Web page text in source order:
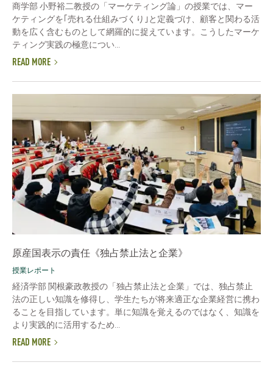
商学部 小野裕二教授の「マーケティング論」の授業では、マー
ケティングを｢売れる仕組みづくり｣と定義づけ、顧客と関わる活
動を広く含むものとして網羅的に捉えています。こうしたマーケ
ティング実践の極意につい...
READ MORE
原産国表示の責任《独占禁止法と企業》
授業レポート
経済学部 関根豪政教授の「独占禁止法と企業」では、独占禁止
法の正しい知識を修得し、学生たちが将来適正な企業経営に携わ
ることを目指しています。単に知識を覚えるのではなく、知識を
より実践的に活用するため...
READ MORE